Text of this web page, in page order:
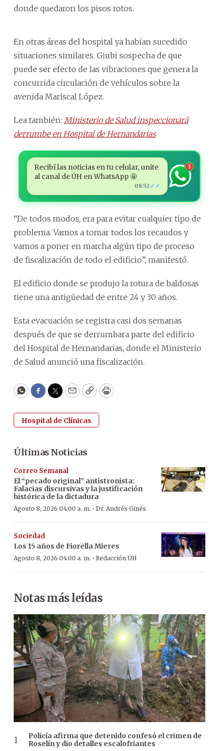
donde quedaron los pisos rotos.
En otras áreas del hospital ya habían sucedido
situaciones similares. Giubi sospecha de que
puede ser efecto de las vibraciones que genera la
concurrida circulación de vehículos sobre la
avenida Mariscal López.
Lea también: Ministerio de Salud inspeccionará
derrumbe en Hospital de Hernandarias
Recibí las noticias en tu celular, unite
al canal de ÚH en WhatsApp 🤩
08:52 ✓✓
1
“De todos modos, era para evitar cualquier tipo de
problema. Vamos a tomar todos los recaudos y
vamos a poner en marcha algún tipo de proceso
de fiscalización de todo el edificio”, manifestó.
El edificio donde se produjo la rotura de baldosas
tiene una antigüedad de entre 24 y 30 años.
Esta evacuación se registra casi dos semanas
después de que se derrumbara parte del edificio
del Hospital de Hernandarias, donde el Ministerio
de Salud anunció una fiscalización.
WhatsApp
Facebook
Twitter
EmailCopyPrint
Hospital de Clínicas
Últimas Noticias
Correo Semanal
El “pecado original” antistronista:
Falacias discursivas y la justificación
histórica de la dictadura
Agosto 8, 2026 04:00 a. m. · Dr. Andrés Ginés
Sociedad
Los 15 años de Fiorella Mieres
Agosto 8, 2026 04:00 a. m. · Redacción ÚH
Notas más leídas
Policía afirma que detenido confesó el crimen de
Roselín y dio detalles escalofriantes